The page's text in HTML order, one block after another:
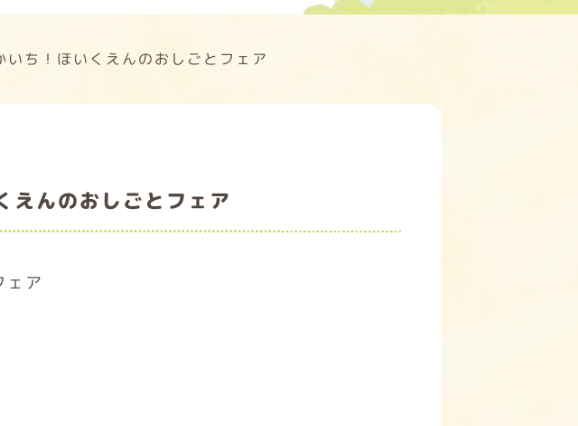
いち！ほいくえんのおしごとフェア
えんのおしごとフェア
ェア